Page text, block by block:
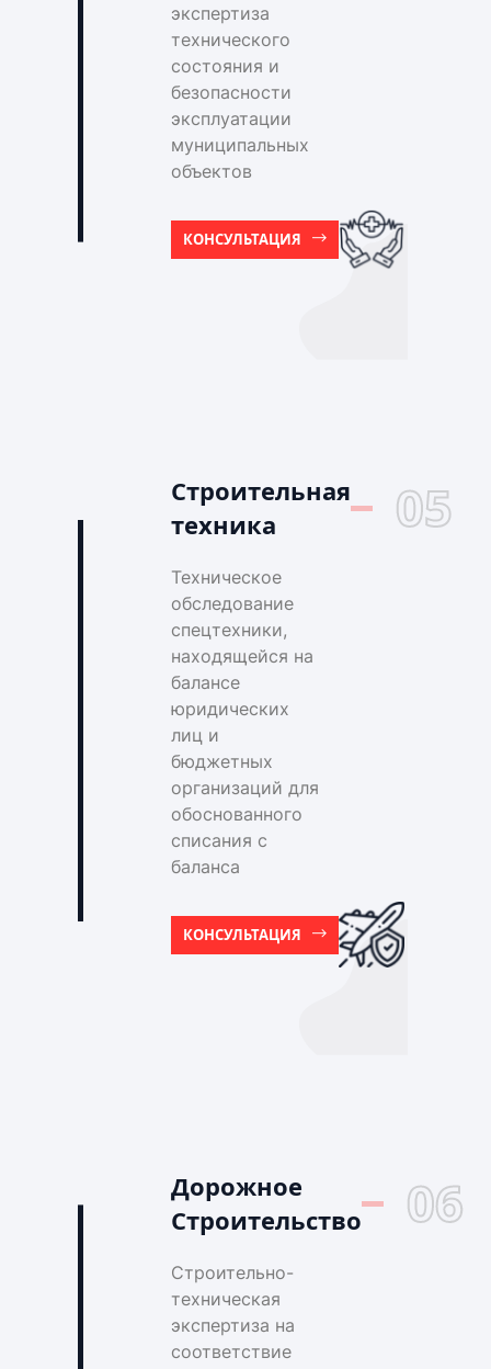
экспертиза
технического
состояния и
безопасности
эксплуатации
муниципальных
объектов
КОНСУЛЬТАЦИЯ
Строительная
техника
05
Техническое
обследование
спецтехники,
находящейся на
балансе
юридических
лиц и
бюджетных
организаций для
обоснованного
списания с
баланса
КОНСУЛЬТАЦИЯ
Дорожное
Строительство
06
Строительно-
техническая
экспертиза на
соответствие